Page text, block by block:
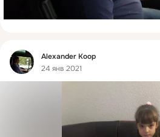
Фид
Alexander Кoop
24 янв 2021